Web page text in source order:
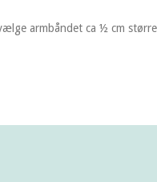
armbåndet ca ½ cm